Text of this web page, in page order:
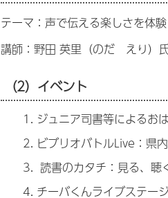
テーマ：声で伝える楽しさを体
講師：野田 英里（のだ えり）
（2）イベント
ジュニア司書等による
ビブリオバトルLive：県
読書のカタチ：見る、聴
チーバくんライブステー